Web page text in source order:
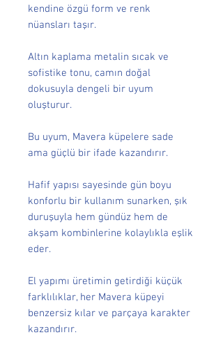
kendine özgü form ve renk
nüansları taşır.
Altın kaplama metalin sıcak ve
sofistike tonu, camın doğal
dokusuyla dengeli bir uyum
oluşturur.
Bu uyum, Mavera küpelere sade
ama güçlü bir ifade kazandırır.
Hafif yapısı sayesinde gün boyu
konforlu bir kullanım sunarken, şık
duruşuyla hem gündüz hem de
akşam kombinlerine kolaylıkla eşlik
eder.
El yapımı üretimin getirdiği küçük
farklılıklar, her Mavera küpeyi
benzersiz kılar ve parçaya karakter
kazandırır.